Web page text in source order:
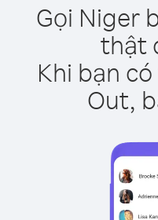
Gọi Niger
thật
Khi bạn
Out,